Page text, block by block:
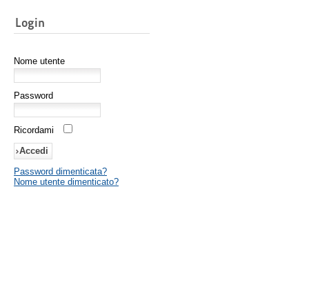
Login
Nome utente
Password
Ricordami
Password dimenticata?
Nome utente dimenticato?